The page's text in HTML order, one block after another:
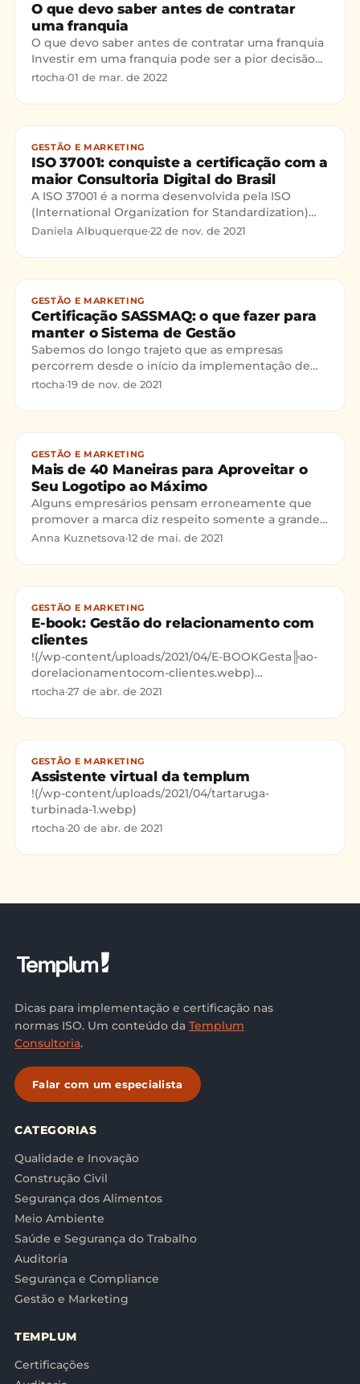
O que devo saber antes de contratar
uma franquia
O que devo saber antes de contratar uma franquia
Investir em uma franquia pode ser a pior decisão
da sua vida, então leia este post e entenda quais
rtocha·01 de mar. de 2022
GESTÃO E MARKETING
ISO 37001: conquiste a certificação com a
maior Consultoria Digital do Brasil
A ISO 37001 é a norma desenvolvida pela ISO
(International Organization for Standardization)
que apresenta requisitos para implantação do
Daniela Albuquerque·22 de nov. de 2021
GESTÃO E MARKETING
Certificação SASSMAQ: o que fazer para
manter o Sistema de Gestão
Sabemos do longo trajeto que as empresas
percorrem desde o início da implementação de
um sistema de gestão até a sua certificação
rtocha·19 de nov. de 2021
GESTÃO E MARKETING
Mais de 40 Maneiras para Aproveitar o
Seu Logotipo ao Máximo
Alguns empresários pensam erroneamente que
promover a marca diz respeito somente a grandes
empresas com grande participação de mercado.
Anna Kuznetsova·12 de mai. de 2021
GESTÃO E MARKETING
E-book: Gestão do relacionamento com
clientes
!(/wp-content/uploads/2021/04/E-BOOKGesta╠ao-
dorelacionamentocom-clientes.webp)
(https://templum.com.br/form?
rtocha·27 de abr. de 2021
GESTÃO E MARKETING
Assistente virtual da templum
!(/wp-content/uploads/2021/04/tartaruga-
turbinada-1.webp)
rtocha·20 de abr. de 2021
Dicas para implementação e certificação nas
normas ISO. Um conteúdo da Templum
Consultoria.
Falar com um especialista
CATEGORIAS
Qualidade e Inovação
Construção Civil
Segurança dos Alimentos
Meio Ambiente
Saúde e Segurança do Trabalho
Auditoria
Segurança e Compliance
Gestão e Marketing
TEMPLUM
Certificações